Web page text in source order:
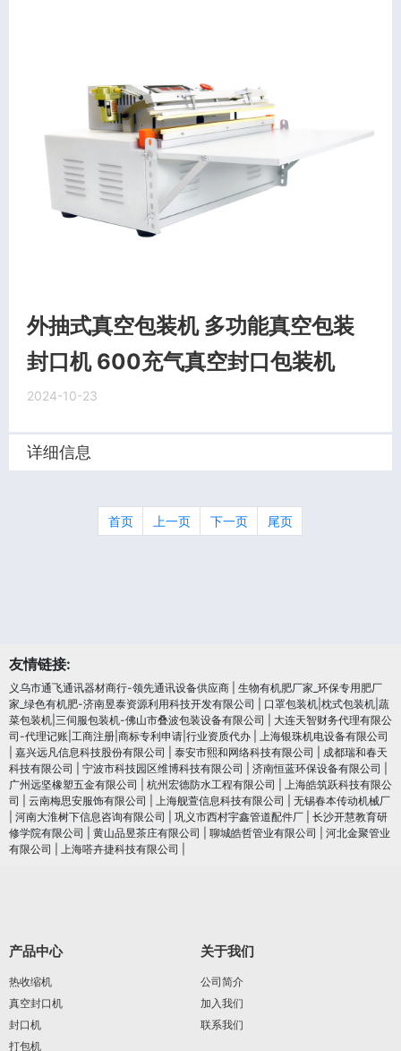
外抽式真空包装机 多功能真空包装
封口机 600充气真空封口包装机
2024-10-23
详细信息
首页 上一页 下一页 尾页
友情链接:
义乌市通飞通讯器材商行-领先通讯设备供应商
生物有机肥厂家_环保专用肥厂
家_绿色有机肥-济南昱泰资源利用科技开发有限公司
口罩包装机|枕式包装机|蔬
菜包装机|三伺服包装机-佛山市叠波包装设备有限公司
大连天智财务代理有限公
司-代理记账|工商注册|商标专利申请|行业资质代办
上海银珠机电设备有限公司
嘉兴远凡信息科技股份有限公司 泰安市熙和网络科技有限公司
成都瑞和春天
科技有限公司
宁波市科技园区维博科技有限公司 济南恒蓝环保设备有限公司
广州远坚橡塑五金有限公司
杭州宏德防水工程有限公司
上海皓筑跃科技有限公
司
云南梅思安服饰有限公司 上海舰萱信息科技有限公司
无锡春本传动机械厂
河南大淮树下信息咨询有限公司 巩义市西村宇鑫管道配件厂
长沙开慧教育研
修学院有限公司
黄山品昱茶庄有限公司 聊城皓哲管业有限公司
河北金聚管业
有限公司
上海嗒卉捷科技有限公司
产品中心
热收缩机
真空封口机
封口机
打包机
关于我们
公司简介
加入我们
联系我们